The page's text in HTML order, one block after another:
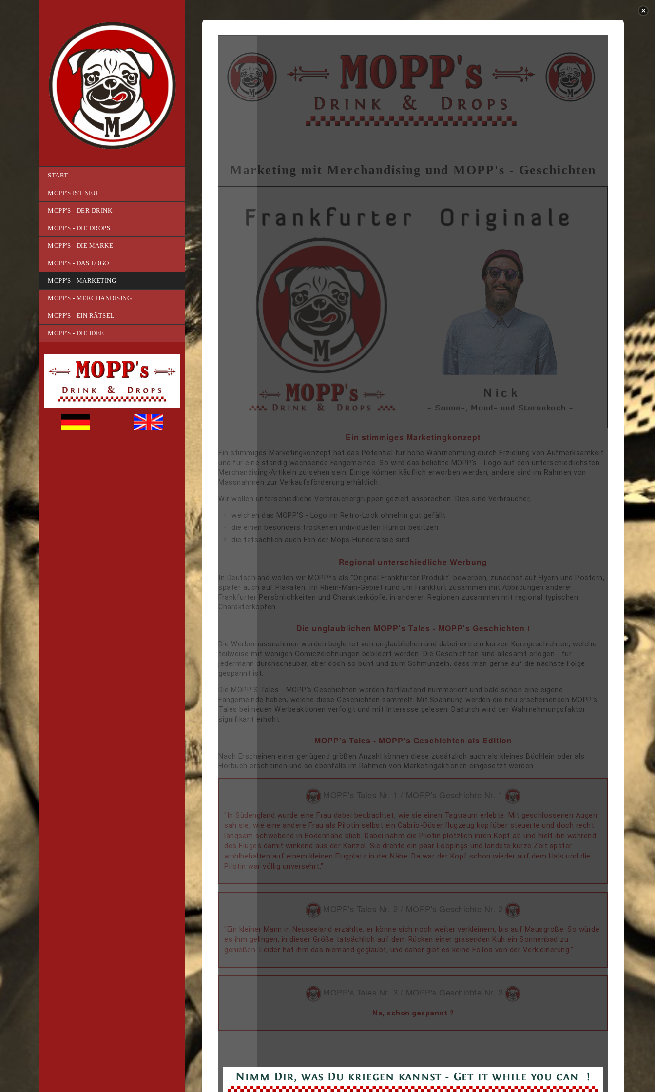
START
MOPP'S IST NEU
MOPP'S - DER DRINK
MOPP'S - DIE DROPS
MOPP'S - DIE MARKE
MOPP'S - DAS LOGO
MOPP'S - MARKETING
MOPP'S - MERCHANDISING
MOPP'S - EIN RÄTSEL
MOPP'S - DIE IDEE
Marketing mit Merchandising und MOPP's - Geschichten
Ein stimmiges Marketingkonzept
Ein stimmiges Marketingkonzept hat das Potential für hohe Wahrnehmung durch Erzielung von Aufmerksamkeit
und für eine ständig wachsende Fangemeinde. So wird das beliebte MOPP's - Logo auf den unterschiedlichsten
Merchandising-Artikeln zu sehen sein. Einige können käuflich erworben werden, andere sind im Rahmen von
Massnahmen zur Verkaufsförderung erhältlich.
Wir wollen unterschiedliche Verbrauchergruppen gezielt ansprechen. Dies sind Verbraucher,
welchen das MOPP'S - Logo im Retro-Look ohnehin gut gefällt
die einen besonders trockenen individuellen Humor besitzen
die tatsächlich auch Fan der Mops-Hunderasse sind
Regional unterschiedliche Werbung
In Deutschland wollen wir MOPP*s als "Original Frankfurter Produkt" bewerben, zunächst auf Flyern und Postern,
später auch auf Plakaten. Im Rhein-Main-Gebiet rund um Frankfurt zusammen mit Abbildungen anderer
Frankfurter Persönlichkeiten und Charakterköpfe, in anderen Regionen zusammen mit regional typischen
Charakterköpfen.
Die unglaublichen MOPP's Tales - MOPP's Geschichten !
Die Werbemassnahmen werden begleitet von unglaublichen und dabei extrem kurzen Kurzgeschichten, welche
teilweise mit wenigen Comiczeichnungen bebildert werden. Die Geschichten sind allesamt erlogen - für
jedermann durchschaubar, aber doch so bunt und zum Schmunzeln, dass man gerne auf die nächste Folge
gespannt ist.
Die MOPP'S Tales - MOPP's Geschichten werden fortlaufend nummeriert und bald schon eine eigene
Fangemeinde haben, welche diese Geschichten sammelt. Mit Spannung werden die neu erscheinenden MOPP's
Tales bei neuen Werbeaktionen verfolgt und mit Interesse gelesen. Dadurch wird der Wahrnehmungsfaktor
signifikant erhöht.
MOPP's Tales - MOPP's Geschichten als Edition
Nach Erscheinen einer genügend größen Anzahl können diese zusätzlich auch als kleines Büchlein oder als
Hörbuch erscheinen und so ebenfalls im Rahmen von Marketingaktionen eingesetzt werden.
MOPP's Tales Nr. 1 / MOPP's Geschichte Nr. 1
"In Südengland wurde eine Frau dabei beobachtet, wie sie einen Tagtraum erlebte. Mit geschlossenen Augen
sah sie, wie eine andere Frau als Pilotin selbst ein Cabrio-Düsenflugzeug kopfüber steuerte und doch recht
langsam schwebend in Bodennähe blieb. Dabei nahm die Pilotin plötzlich ihren Kopf ab und hielt ihn während
des Fluges damit winkend aus der Kanzel. Sie drehte ein paar Loopings und landete kurze Zeit später
wohlbehalten auf einem kleinen Flugplatz in der Nähe. Da war der Kopf schon wieder auf dem Hals und die
Pilotin war völlig unversehrt."
MOPP's Tales Nr. 2 / MOPP's Geschichte Nr. 2
"Ein kleiner Mann in Neuseeland erzählte, er könne sich noch weiter verkleinern, bis auf Mausgroße. So würde
es ihm gelingen, in dieser Größe tatsächlich auf dem Rücken einer grasenden Kuh ein Sonnenbad zu
genießen. Leider hat ihm das niemand geglaubt, und daher gibt es keine Fotos von der Verkleinerung."
MOPP's Tales Nr. 3 / MOPP's Geschichte Nr. 3
Na, schon gespannt ?